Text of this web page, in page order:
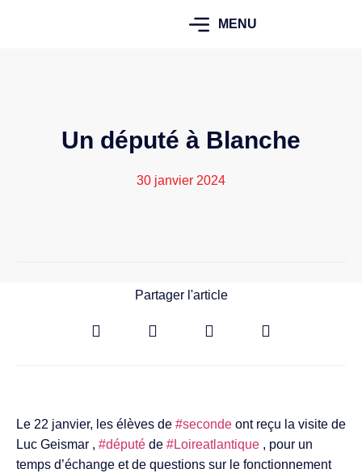
MENU
Un député à Blanche
30 janvier 2024
Partager l'article
Le 22 janvier, les élèves de #seconde ont reçu la visite de
Luc Geismar , #député de #Loireatlantique , pour un
temps d’échange et de questions sur le fonctionnement